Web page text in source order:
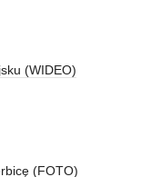
(WIDEO)
(FOTO)